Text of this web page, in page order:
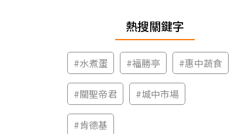
熱搜關鍵字
#水煮蛋 #福勝亭 #惠中蔬食
#關聖帝君 #城中市場
#肯德基